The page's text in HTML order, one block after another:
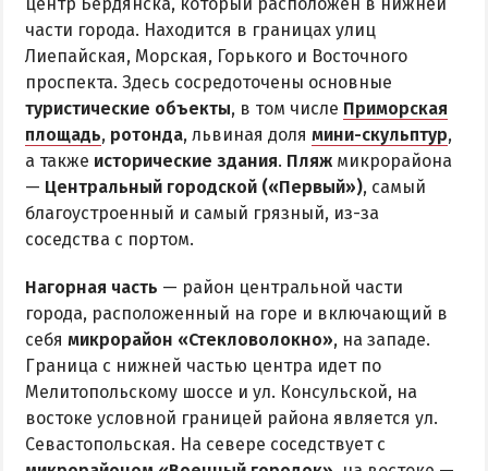
части города. Находится в границах улиц
Лиепайская, Морская, Горького и Восточного
проспекта. Здесь сосредоточены основные
туристические объекты, в том числе Приморская
площадь, ротонда, львиная доля мини-скульптур,
а также исторические здания. Пляж микрорайона
— Центральный городской («Первый»), самый
благоустроенный и самый грязный, из-за
соседства с портом.
Нагорная часть — район центральной части
города, расположенный на горе и включающий в
себя микрорайон «Стекловолокно», на западе.
Граница с нижней частью центра идет по
Мелитопольскому шоссе и ул. Консульской, на
востоке условной границей района является ул.
Севастопольская. На севере соседствует с